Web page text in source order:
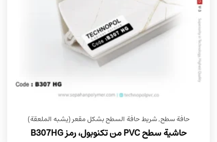
حافة سطح,شريط حافة السطح بشكل مقعر (يشبه الملعقة)
حاشية سطح PVC من تكنوبول، رمز B307HG